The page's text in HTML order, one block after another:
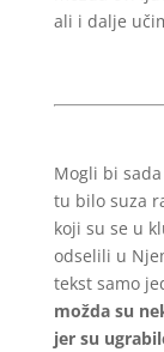
ali i dalje
Mogli bi
tu bilo suza
koji su se u
odselili u
tekst samo
možda su
jer su